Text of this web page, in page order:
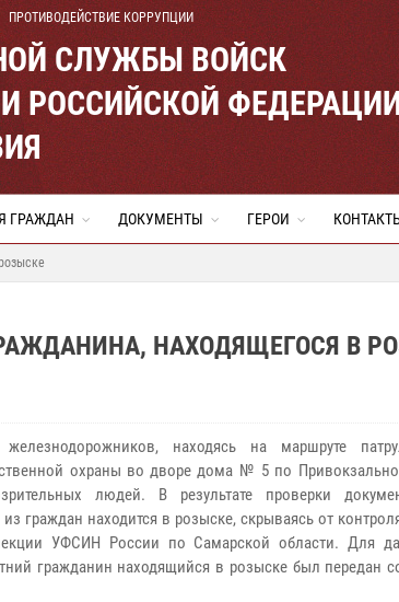
ПРОТИВОДЕЙСТВИЕ КОРРУПЦИИ
СЛУЖБЫ ВОЙСК
РОССИЙСКОЙ
ГРАЖДАН ДОКУМЕНТЫ ГЕРОИ
НАХОДЯЩЕГОСЯ В
находясь на маршруте
охраны во дворе дома № 5 по
людей. В результате проверки
граждан находится в розыске, скрываясь от
УФСИН России по Самарской области. Для
гражданин находящийся в розыске был передан